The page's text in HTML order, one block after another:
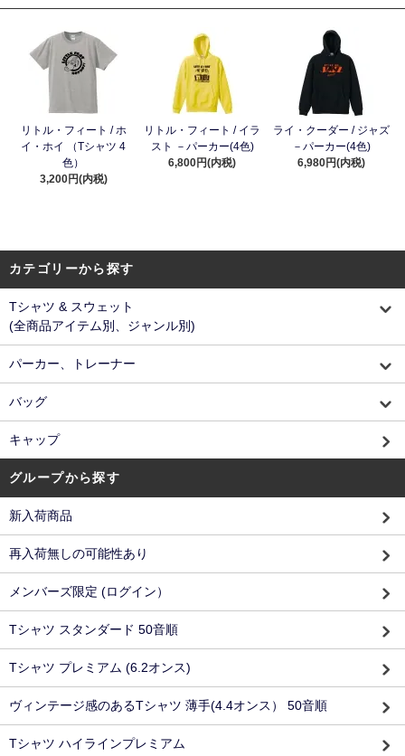
リトル・フィート / ホ
イ・ホイ （Tシャツ 4
色）
3,200円(内税)
リトル・フィート / イラ
スト －パーカー(4色)
6,800円(内税)
ライ・クーダー / ジャズ
－パーカー(4色)
6,980円(内税)
カテゴリーから探す
Tシャツ & スウェット
(全商品アイテム別、ジャンル別)
パーカー、トレーナー
バッグ
キャップ
グループから探す
新入荷商品
再入荷無しの可能性あり
メンバーズ限定 (ログイン）
Tシャツ スタンダード 50音順
Tシャツ プレミアム (6.2オンス)
ヴィンテージ感のあるTシャツ 薄手(4.4オンス） 50音順
Tシャツ ハイラインプレミアム